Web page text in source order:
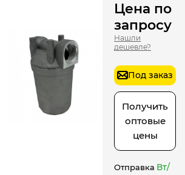
Цена по
запросу
Нашли
дешевле?
Под заказ
Получить
оптовые
цены
Отправка Вт/